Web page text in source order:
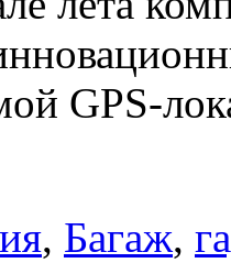
GPS-
, Багаж,